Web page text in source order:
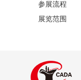
参展流程
展览范围